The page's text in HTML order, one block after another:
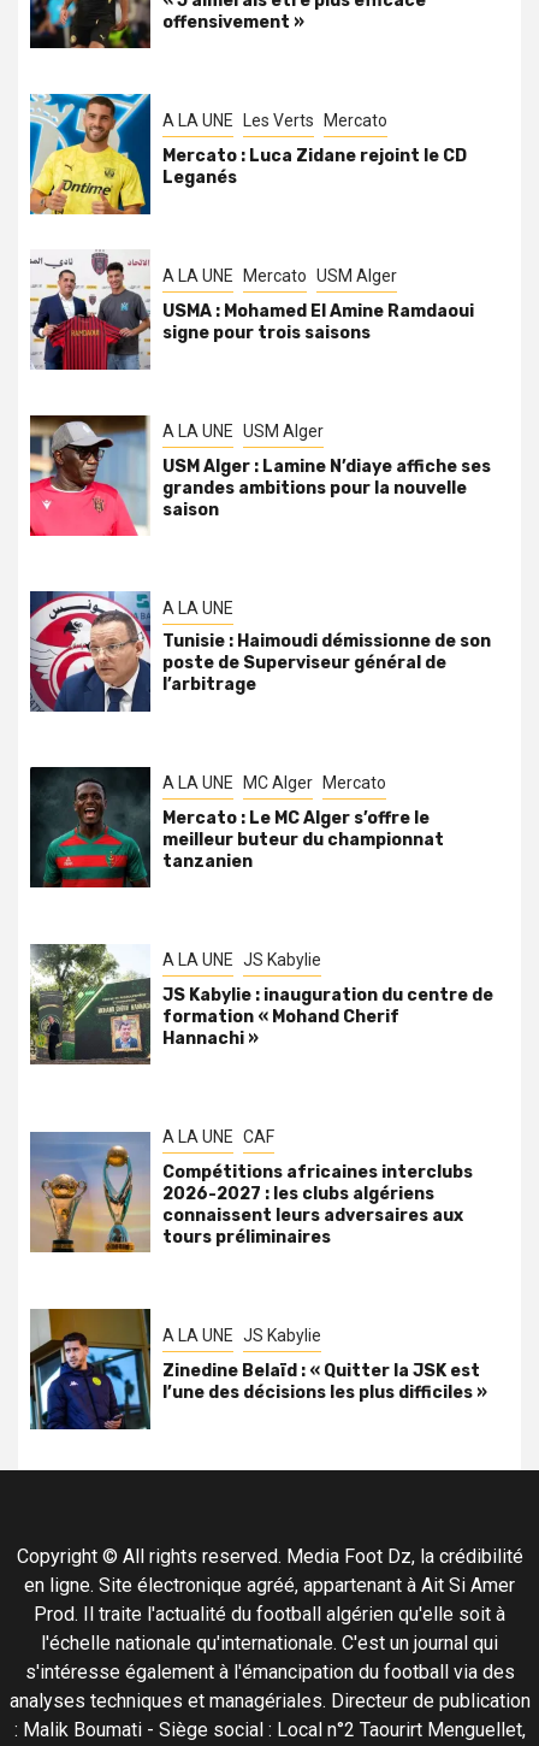
offensivement »
A LA UNE Les Verts Mercato
Mercato : Luca Zidane rejoint le CD
Leganés
A LA UNE Mercato USM Alger
USMA : Mohamed El Amine Ramdaoui
signe pour trois saisons
A LA UNE USM Alger
USM Alger : Lamine N’diaye affiche ses
grandes ambitions pour la nouvelle
saison
A LA UNE
Tunisie : Haimoudi démissionne de son
poste de Superviseur général de
l’arbitrage
A LA UNE MC Alger Mercato
Mercato : Le MC Alger s’offre le
meilleur buteur du championnat
tanzanien
A LA UNE JS Kabylie
JS Kabylie : inauguration du centre de
formation « Mohand Cherif
Hannachi »
A LA UNE CAF
Compétitions africaines interclubs
2026-2027 : les clubs algériens
connaissent leurs adversaires aux
tours préliminaires
A LA UNE JS Kabylie
Zinedine Belaïd : « Quitter la JSK est
l’une des décisions les plus difficiles »
Copyright © All rights reserved. Media Foot Dz, la crédibilité
en ligne. Site électronique agréé, appartenant à Ait Si Amer
Prod. Il traite l'actualité du football algérien qu'elle soit à
l'échelle nationale qu'internationale. C'est un journal qui
s'intéresse également à l'émancipation du football via des
analyses techniques et managériales. Directeur de publication
: Malik Boumati - Siège social : Local n°2 Taourirt Menguellet,